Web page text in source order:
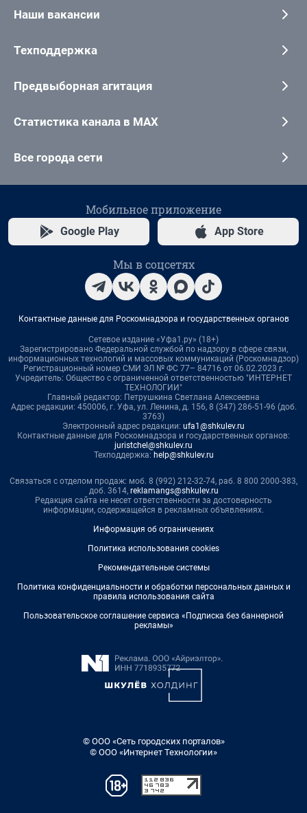
Наши вакансии
Техподдержка
Предвыборная агитация
Статистика канала в MAX
Все города сети
Мобильное приложение
Google Play App Store
Мы в соцсетях
Контактные данные для Роскомнадзора и государственных органов
Сетевое издание «Уфа1.ру» (18+)
Зарегистрировано Федеральной службой по надзору в сфере связи,
информационных технологий и массовых коммуникаций (Роскомнадзор)
Регистрационный номер СМИ ЭЛ № ФС 77– 84716 от 06.02.2023 г.
Учредитель: Общество с ограниченной ответственностью "ИНТЕРНЕТ
ТЕХНОЛОГИИ"
Главный редактор: Петрушкина Светлана Алексеевна
Адрес редакции: 450006, г. Уфа, ул. Ленина, д. 156, 8 (347) 286-51-96 (доб.
3763)
Электронный адрес редакции: ufa1@shkulev.ru
Контактные данные для Роскомнадзора и государственных органов:
juristchel@shkulev.ru
Техподдержка: help@shkulev.ru
Связаться с отделом продаж: моб. 8 (992) 212-32-74, раб. 8 800 2000-383,
доб. 3614, reklamangs@shkulev.ru
Редакция сайта не несет ответственности за достоверность
информации, содержащейся в рекламных объявлениях.
Информация об ограничениях
Политика использования cookies
Рекомендательные системы
Политика конфиденциальности и обработки персональных данных и
правила использования сайта
Пользовательское соглашение сервиса «Подписка без баннерной
рекламы»
© ООО «Сеть городских порталов»
© ООО «Интернет Технологии»